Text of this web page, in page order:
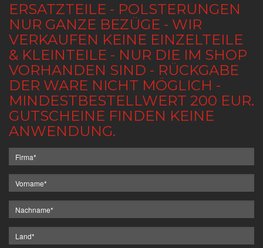
ERSATZTEILE - POLSTERUNGEN
NUR GANZE BEZÜGE - WIR
VERKAUFEN KEINE EINZELTEILE
& KLEINTEILE - NUR DIE IM SHOP
VORHANDEN SIND - RÜCKGABE
DER WARE NICHT MÖGLICH -
MINDESTBESTELLWERT 200 EUR.
GUTSCHEINE FINDEN KEINE
ANWENDUNG.